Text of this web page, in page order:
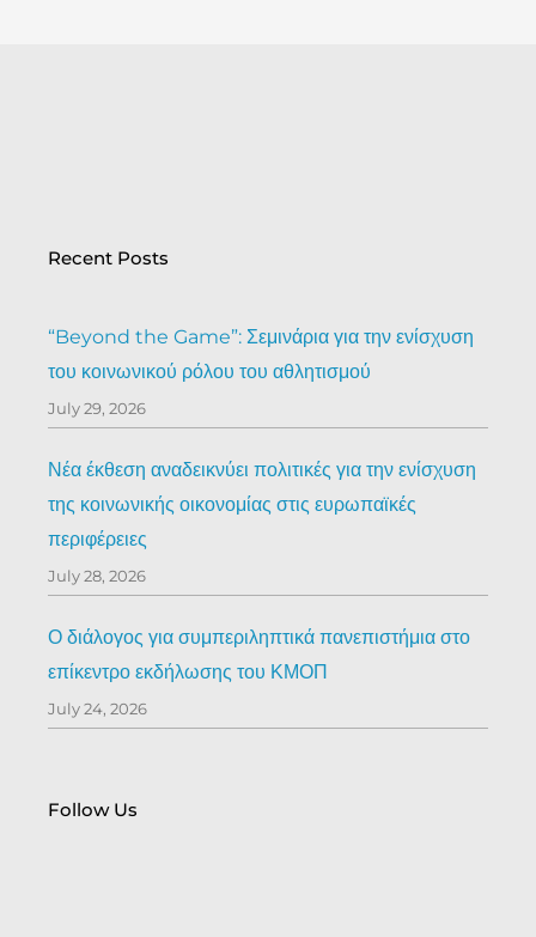
Recent Posts
“Beyond the Game”: Σεμινάρια για την ενίσχυση
του κοινωνικού ρόλου του αθλητισμού
July 29, 2026
Νέα έκθεση αναδεικνύει πολιτικές για την ενίσχυση
της κοινωνικής οικονομίας στις ευρωπαϊκές
περιφέρειες
July 28, 2026
Ο διάλογος για συμπεριληπτικά πανεπιστήμια στο
επίκεντρο εκδήλωσης του ΚΜΟΠ
July 24, 2026
Follow Us